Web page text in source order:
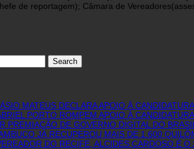
de reportagem); Câmara de
MATEUS DECLARA APOIO À
PORTO ROMPEM APOIO À
PREMIAÇÃO DE GOVERNO DIGITAL DO
JÁ RECUPEROU MAIS DE 1.600
DO RECIFE, ALCIDES CARDOSO É